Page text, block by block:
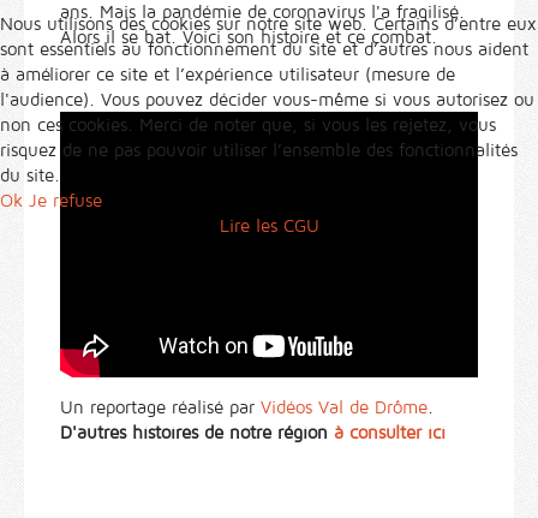
ans. Mais la pandémie de coronavirus l'a fragilisé.
Alors il se bat. Voici son histoire et ce combat.
Un reportage réalisé par Vidéos Val de Drôme
D'autres histoires de notre région à consulter ici
Nous utilisons des cookies sur notre site web. Certains d’entre eux
sont essentiels au fonctionnement du site et d’autres nous aident
à améliorer ce site et l’expérience utilisateur (mesure de
l'audience). Vous pouvez décider vous-même si vous autorisez ou
non ces cookies. Merci de noter que, si vous les rejetez, vous
risquez de ne pas pouvoir utiliser l’ensemble des fonctionnalités
du site.
Ok Je refuse
Lire les CGU